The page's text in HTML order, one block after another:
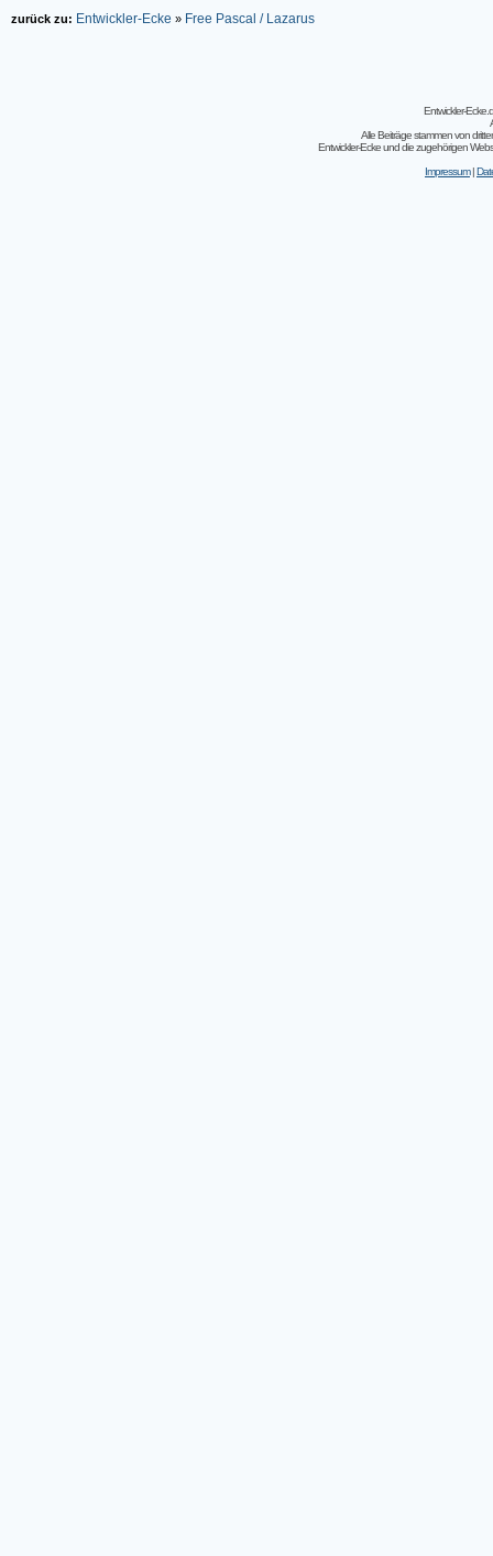
zurück zu: Entwickler-Ecke » Free Pascal / Lazarus
Entwickler-
Alle Beiträge stammen von
Entwickler-Ecke und die zugehörigen
Impressum|